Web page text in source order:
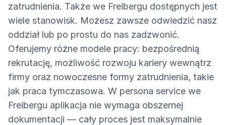
zatrudnienia. Także we Freibergu dostępnych jest
wiele stanowisk. Możesz zawsze odwiedzić nasz
oddział lub po prostu do nas zadzwonić.
Oferujemy różne modele pracy: bezpośrednią
rekrutację, możliwość rozwoju kariery wewnątrz
firmy oraz nowoczesne formy zatrudnienia, takie
jak praca tymczasowa. W persona service we
Freibergu aplikacja nie wymaga obszernej
dokumentacji — cały proces jest maksymalnie